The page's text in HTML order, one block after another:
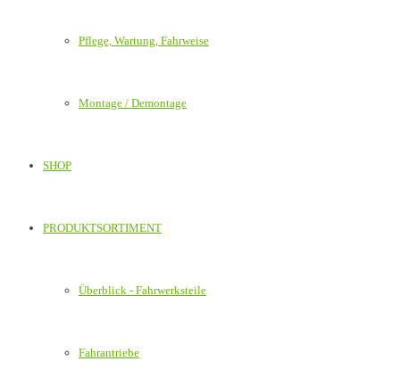
Pflege, Wartung, Fahrweise
Montage / Demontage
SHOP
PRODUKTSORTIMENT
Überblick - Fahrwerksteile
Fahrantriebe